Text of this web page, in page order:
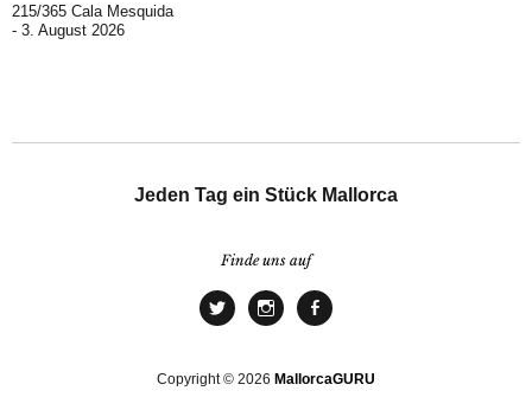
215/365 Cala Mesquida
3. August 2026
Jeden Tag ein Stück Mallorca
Finde uns auf
Copyright © 2026 MallorcaGURU